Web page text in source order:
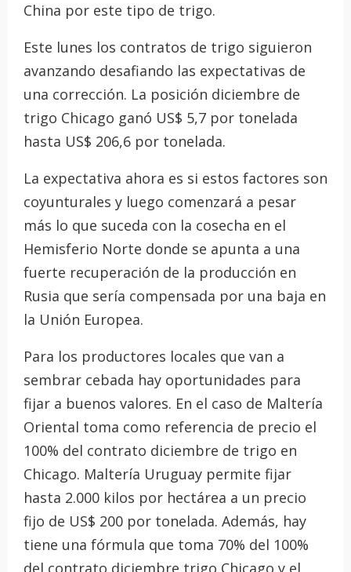
China por este tipo de trigo.
Este lunes los contratos de trigo siguieron
avanzando desafiando las expectativas de
una corrección. La posición diciembre de
trigo Chicago ganó US$ 5,7 por tonelada
hasta US$ 206,6 por tonelada.
La expectativa ahora es si estos factores son
coyunturales y luego comenzará a pesar
más lo que suceda con la cosecha en el
Hemisferio Norte donde se apunta a una
fuerte recuperación de la producción en
Rusia que sería compensada por una baja en
la Unión Europea.
Para los productores locales que van a
sembrar cebada hay oportunidades para
fijar a buenos valores. En el caso de Maltería
Oriental toma como referencia de precio el
100% del contrato diciembre de trigo en
Chicago. Maltería Uruguay permite fijar
hasta 2.000 kilos por hectárea a un precio
fijo de US$ 200 por tonelada. Además, hay
tiene una fórmula que toma 70% del 100%
del contrato diciembre trigo Chicago y el